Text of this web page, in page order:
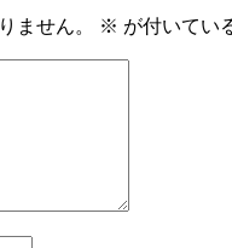
ません。 ※ が付いてい